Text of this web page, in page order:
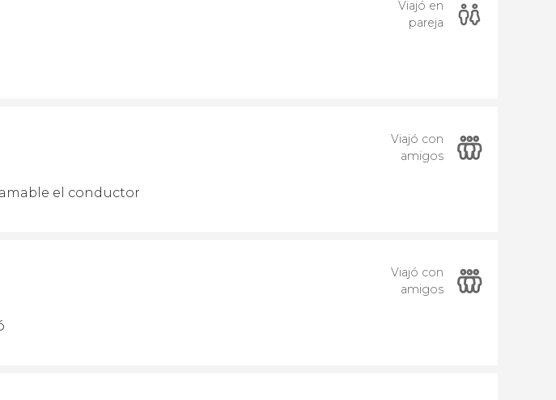
Viajó en
pareja
el conductor
Viajó con
amigos
Viajó con
amigos